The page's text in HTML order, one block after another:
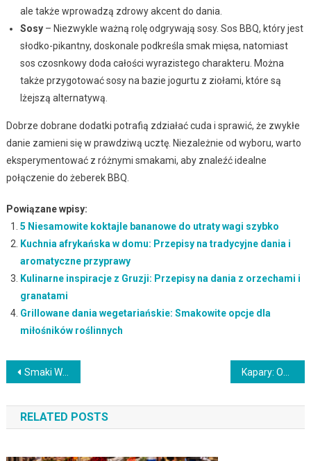
ale także wprowadzą zdrowy akcent do dania.
Sosy– Niezwykle ważną rolę odgrywają sosy. Sos BBQ, który jest
słodko-pikantny, doskonale podkreśla smak mięsa, natomiast
sos czosnkowy doda całości wyrazistego charakteru. Można
także przygotować sosy na bazie jogurtu z ziołami, które są
lżejszą alternatywą.
Dobrze dobrane dodatki potrafią zdziałać cuda i sprawić, że zwykłe
danie zamieni się w prawdziwą ucztę. Niezależnie od wyboru, warto
eksperymentować z różnymi smakami, aby znaleźć idealne
połączenie do żeberek BBQ.
Powiązane wpisy:
5 Niesamowite koktajle bananowe do utraty wagi szybko
Kuchnia afrykańska w domu: Przepisy na tradycyjne dania i
aromatyczne przyprawy
Kulinarne inspiracje z Gruzji: Przepisy na dania z orzechami i
granatami
Grillowane dania wegetariańskie: Smakowite opcje dla
miłośników roślinnych
Nawigacja
wpisu
Smaki Wenezueli: Arepas, pabellón criollo i słodkie desery
RELATED POSTS